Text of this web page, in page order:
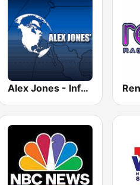
Alex Jones - Infowars.com